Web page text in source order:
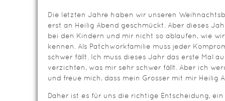
Die letzten Jahre haben wir unseren
erst an Heilig Abend geschmückt. Aber dieses
bei den Kindern und mir nicht so ablaufen, wie
kennen. Als Patchworkfamilie muss jeder
schwer fällt. Ich muss dieses Jahr das erste Mal
verzichten, was mir sehr schwer fällt. Aber ich
und freue mich, dass mein Grosser mit mir Heilig
Daher ist es für uns die richtige Entscheidung,